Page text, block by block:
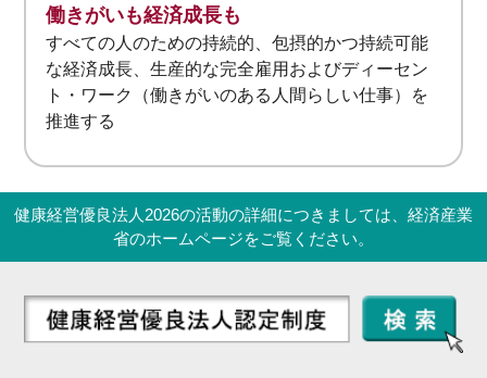
働きがいも経済成長も
すべての人のための持続的、包摂的かつ持続可能
な経済成長、生産的な完全雇用およびディーセン
ト・ワーク（働きがいのある人間らしい仕事）を
推進する
健康経営優良法人2026の活動の詳細につきましては、経済産業
省のホームページをご覧ください。